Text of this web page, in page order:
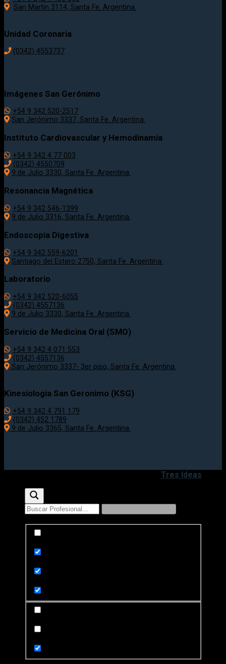
San Martin 3114, Santa Fe. Argentina.
Unidad Coronaria
(0342) 4553737
Imágenes San Gerónimo
+54 9 342 520-2517
San Jerónimo 3337, Santa Fe. Argentina.
Instituto Cardiovascular y Hemodinamia
+54 9 342 4 77 003
(0342) 4550709
9 de Julio 3330, Santa Fe. Argentina.
Resonancia Magnética
+54 9 342 546-1399
9 de Julio 3316, Santa Fe. Argentina.
Endoscopia Digestiva
+54 9 342 559-6201
Santiago del Estero 2750, Santa Fe. Argentina.
Laboratorio
+54 9 342 520-6055
(0342) 4557136
9 de Julio 3330, Santa Fe. Argentina.
Servicio de Medicina Oral (SMO)
+54 9 342 4 071 553
(0342) 4557136
San Jerónimo 3337- 3er piso, Santa Fe. Argentina.
Kinesiologia San Geronimo (KSG)
+54 9 342 4 791 179
(0342) 452 1789
9 de Julio 3365, Santa Fe. Argentina.
Tres Ideas